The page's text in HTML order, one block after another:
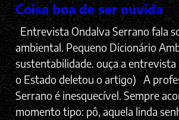
Coisa boa de ser ouvida
Entrevista Ondalva Serrano fala
ambiental. Pequeno Dicionário
sustentabilidade. ouça a entrevista
o Estado deletou o artigo) A
Serrano é inesquecível. Sempre
momento tipo: pô, aquela linda